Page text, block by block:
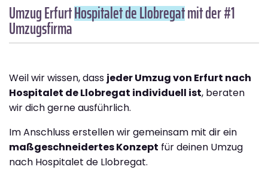
Umzug ErfurtHospitalet de Llobregatmit der #1
Umzugsfirma
Weil wir wissen, dass jeder Umzug von Erfurt nach
Hospitalet de Llobregat individuell ist, beraten
wir dich gerne ausführlich.
Im Anschluss erstellen wir gemeinsam mit dir ein
maßgeschneidertes Konzept für deinen Umzug
nach Hospitalet de Llobregat.